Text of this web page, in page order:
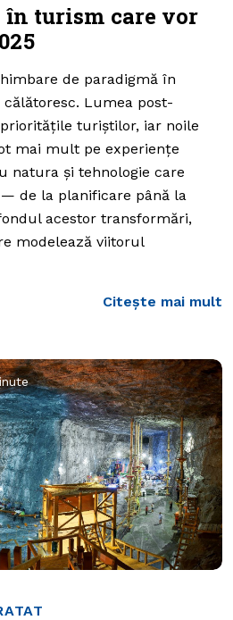
în turism care vor
de paradigmă în
Lumea post-
turiștilor, iar noile
mai mult pe experiențe
natura și tehnologie care
de la planificare până la
acestor transformări,
modelează viitorul
Citește mai mult